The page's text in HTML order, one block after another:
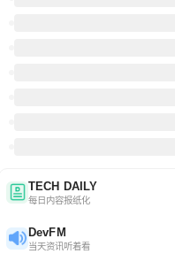
TECH DAILY
每日内容报纸化
DevFM
当天资讯听着看